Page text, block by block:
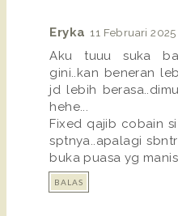
Eryka 11 Februari
Aku tuuu suka
gini..kan beneran
jd lebih
hehe...
Fixed qajib cobain
sptnya..apalagi
buka puasa yg
BALAS